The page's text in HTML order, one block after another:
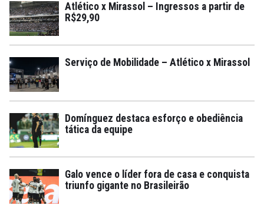
Atlético x Mirassol – Ingressos a partir de
R$29,90
Serviço de Mobilidade – Atlético x Mirassol
Domínguez destaca esforço e obediência
tática da equipe
Galo vence o líder fora de casa e conquista
triunfo gigante no Brasileirão